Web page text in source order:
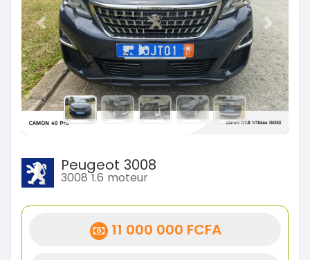
Previous Next
Peugeot 3008
3008 1.6 moteur
11 000 000 FCFA